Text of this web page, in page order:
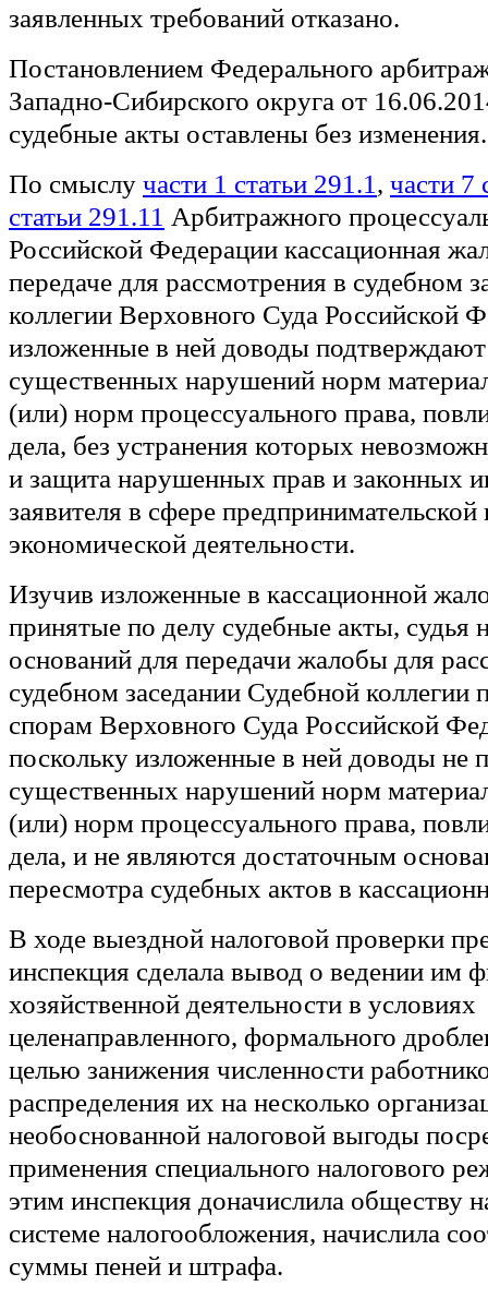
заявленных требований отказано.
Постановлением Федерального
Западно-Сибирского округа от
судебные акты оставлены без изменения.
По смыслу части 1 статьи 291.1, части 7
статьи 291.11 Арбитражного
Российской Федерации кассационная
передаче для рассмотрения в судебном
коллегии Верховного Суда Российской
изложенные в ней доводы
существенных нарушений норм
(или) норм процессуального права,
дела, без устранения которых
и защита нарушенных прав и законных
заявителя в сфере
экономической деятельности.
Изучив изложенные в кассационной
принятые по делу судебные акты, судья
оснований для передачи жалобы для
судебном заседании Судебной коллегии
спорам Верховного Суда Российской
поскольку изложенные в ней доводы не
существенных нарушений норм
(или) норм процессуального права,
дела, и не являются достаточным
пересмотра судебных актов в
В ходе выездной налоговой проверки
инспекция сделала вывод о ведении им
хозяйственной деятельности в условиях
целенаправленного, формального
целью занижения численности
распределения их на несколько
необоснованной налоговой выгоды
применения специального налогового
этим инспекция доначислила обществу
системе налогообложения, начислила
суммы пеней и штрафа.